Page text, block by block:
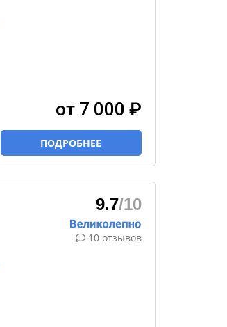
от 7 000 ₽
ПОДРОБНЕЕ
9.7/10
10 отзывов